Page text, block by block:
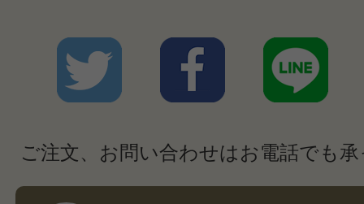
ご注文、お問い合わせはお電話でも